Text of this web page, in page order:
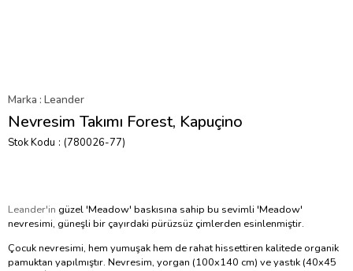
Marka : Leander
Nevresim Takımı Forest, Kapuçino
Stok Kodu (780026-77)
Leander'in güzel 'Meadow' baskısına sahip bu sevimli 'Meadow'
nevresimi, güneşli bir çayırdaki pürüzsüz çimlerden esinlenmiştir.
Çocuk nevresimi, hem yumuşak hem de rahat hissettiren kalitede organik
pamuktan yapılmıştır. Nevresim, yorgan (100x140 cm) ve yastık (40x45